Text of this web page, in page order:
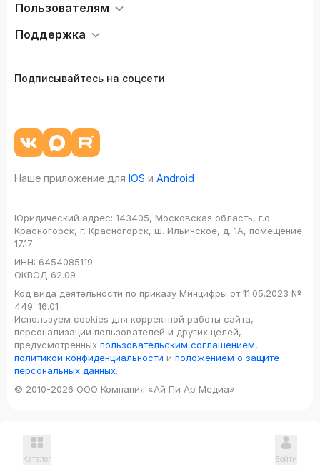
Пользователям
Поддержка
Подписывайтесь на соцсети
Наше приложение для IOS и Android
Юридический адрес: 143405, Московская область, г.о.
Красногорск, г. Красногорск, ш. Ильинское, д. 1А, помещение
17.17
ИНН: 6454085119
ОКВЭД 62.09
Код вида деятельности по приказу Минцифры от 11.05.2023 №
449: 16.01
Используем cookies для корректной работы сайта,
персонализации пользователей и других целей,
предусмотренных пользовательским соглашением,
политикой конфиденциальности и положением о защите
персональных данных.
© 2010-2026 ООО Компания «Ай Пи Ар Медиа»
Каталог Войти